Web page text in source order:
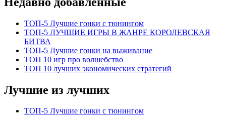
ТОП-5 Лучшие гонки с тюнингом
ТОП-5 ЛУЧШИЕ ИГРЫ В ЖАНРЕ КОРОЛЕВСКАЯ
БИТВА
ТОП-5 Лучшие гонки на выживание
ТОП 10 игр про волшебство
ТОП 10 лучших экономических стратегий
Лучшие из лучших
ТОП-5 Лучшие гонки с тюнингом